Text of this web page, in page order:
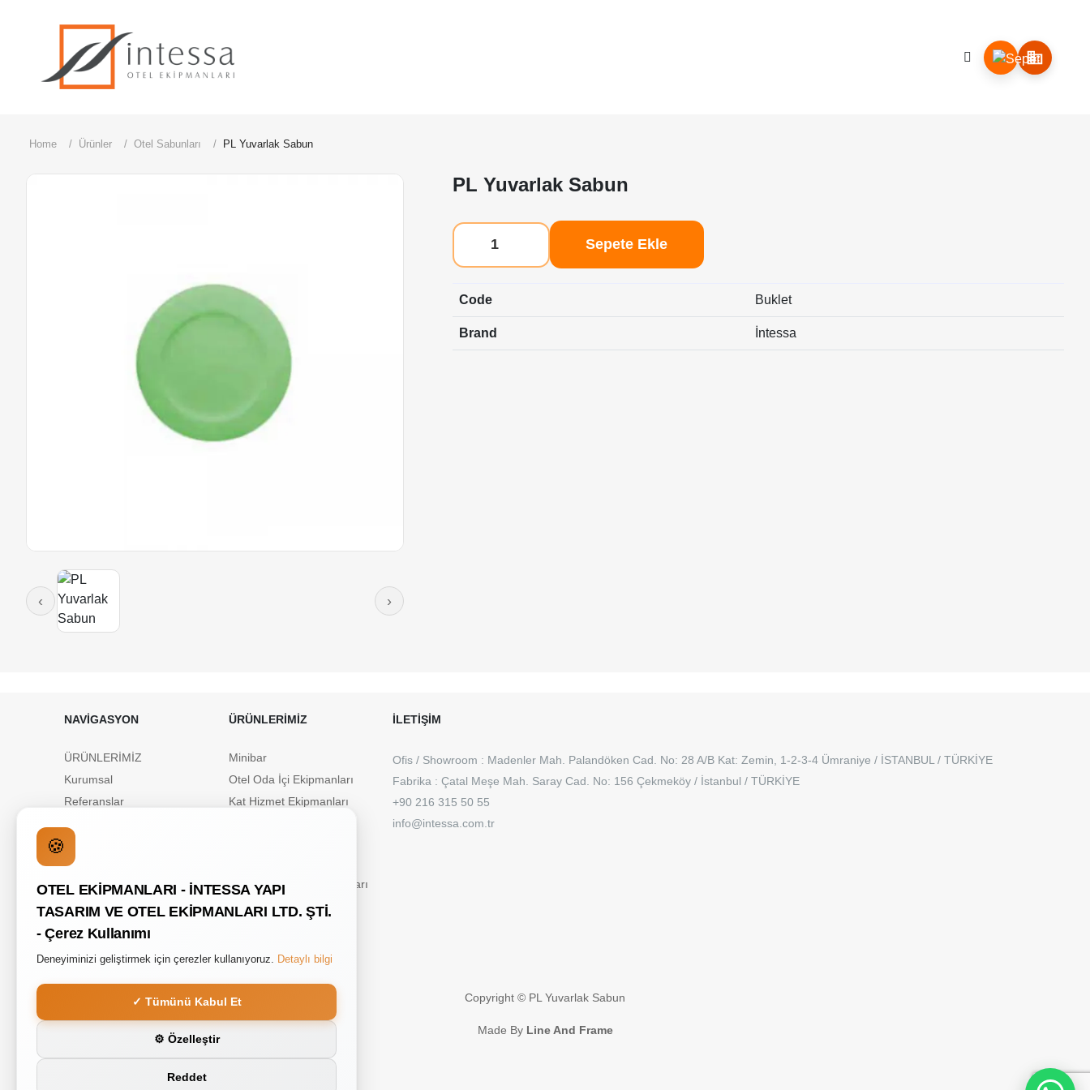
Home Ürünler Otel Sabunları PL Yuvarlak Sabun
‹ ›
PL Yuvarlak Sabun
Sepete Ekle
Code Buklet
Brand İntessa
NAVİGASYON
ÜRÜNLERİMİZ
Kurumsal
Referanslar
İLETİŞİM
ÜRÜNLERİMİZ
Minibar
Otel Oda İçi Ekipmanları
Kat Hizmet Ekipmanları
Yiyecek İçecek Ekipmanları
Buklet Ürünler
İLETİŞİM
Ofis / Showroom : Madenler Mah. Palandöken Cad. No: 28 A/B Kat: Zemin, 1-2-3-4 Ümraniye / İSTANBUL / TÜRKİYE
Fabrika : Çatal Meşe Mah. Saray Cad. No: 156 Çekmeköy / İstanbul / TÜRKİYE
+90 216 315 50 55
info@intessa.com.tr
Copyright © PL Yuvarlak Sabun
Made By Line And Frame
🍪
OTEL EKİPMANLARI - İNTESSA YAPI
TASARIM VE OTEL EKİPMANLARI LTD. ŞTİ.
- Çerez Kullanımı
Deneyiminizi geliştirmek için çerezler kullanıyoruz. Detaylı bilgi
✓ Tümünü Kabul Et
⚙ Özelleştir
Reddet